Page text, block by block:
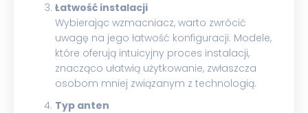
Łatwość instalacji
Wybierając wzmacniacz, warto zwrócić
uwagę na jego łatwość konfiguracji. Modele,
które oferują intuicyjny proces instalacji,
znacząco ułatwią użytkowanie, zwłaszcza
osobom mniej związanym z technologią.
Typ anten